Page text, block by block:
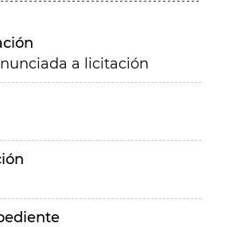
a licitación